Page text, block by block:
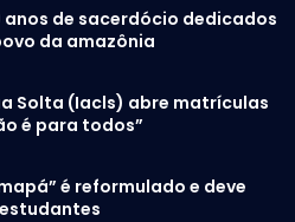
anos de sacerdócio dedicados
da amazônia
Solta (Iacls) abre matrículas
é para todos”
é reformulado e deve